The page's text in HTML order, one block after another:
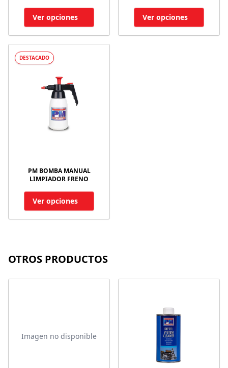
Ver opciones Ver opciones
DESTACADO
PM BOMBA MANUAL
LIMPIADOR FRENO
Ver opciones
OTROS PRODUCTOS
Imagen no disponible